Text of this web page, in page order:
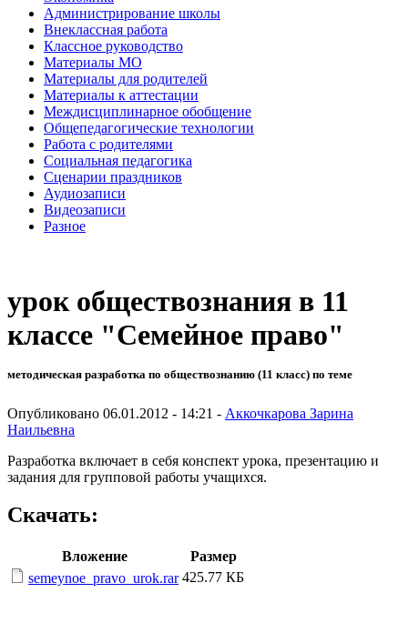
Администрирование школы
Внеклассная работа
Классное руководство
Материалы МО
Материалы для родителей
Материалы к аттестации
Междисциплинарное обобщение
Общепедагогические технологии
Работа с родителями
Социальная педагогика
Сценарии праздников
Аудиозаписи
Видеозаписи
Разное
урок обществознания в 11
классе "Семейное право"
методическая разработка по обществознанию (11 класс) по теме
Опубликовано 06.01.2012 - 14:21 - Аккочкарова Зарина
Наильевна
Разработка включает в себя конспект урока, презентацию и
задания для групповой работы учащихся.
Скачать:
Вложение
Размер
semeynoe_pravo_urok.rar 425.77 КБ